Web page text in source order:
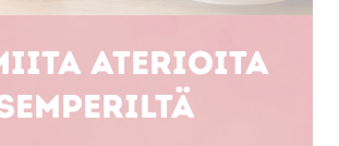
aterioita